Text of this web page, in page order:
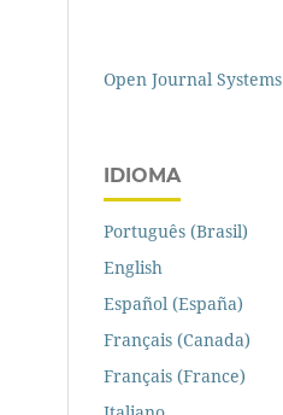
Open Journal Systems
IDIOMA
Português (Brasil)
English
Español (España)
Français (Canada)
Français (France)